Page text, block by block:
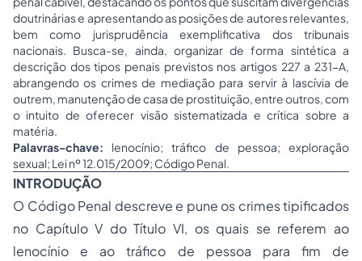
doutrinárias e apresentando as posições de autores relevantes,
bem como jurisprudência exemplificativa dos tribunais
nacionais. Busca-se, ainda, organizar de forma sintética a
descrição dos tipos penais previstos nos artigos 227 a 231-A,
abrangendo os crimes de mediação para servir à lascívia de
outrem, manutenção de casa de prostituição, entre outros, com
o intuito de oferecer visão sistematizada e crítica sobre a
matéria.
Palavras-chave: lenocínio; tráfico de pessoa; exploração
sexual; Lei nº 12.015/2009; Código Penal.
INTRODUÇÃO
O Código Penal descreve e pune os crimes tipificados
no Capítulo V do Título VI, os quais se referem ao
lenocínio e ao tráfico de pessoa para fim de